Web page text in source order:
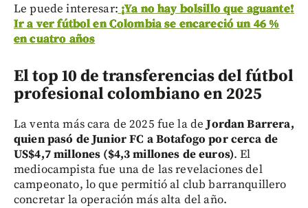
Le puede interesar: ¡Ya no hay bolsillo que aguante!
Ir a ver fútbol en Colombia se encareció un 46 %
en cuatro años
El top 10 de transferencias del fútbol
profesional colombiano en 2025
La venta más cara de 2025 fue la deJordan Barrera,
quien pasó de Junior FC a Botafogo por cerca de
US$4,7 millones ($4,3 millones de euros). El
mediocampista fue una de las revelaciones del
campeonato, lo que permitió al club barranquillero
concretar la operación más alta del año.